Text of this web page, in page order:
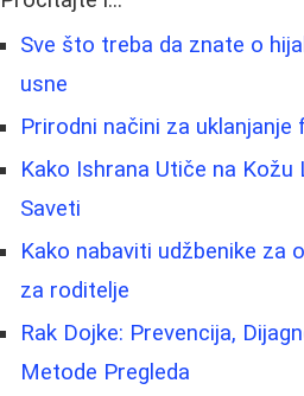
Sve što treba da znate o
usne
Prirodni načini za uklanjanje
Kako Ishrana Utiče na Kožu
Saveti
Kako nabaviti udžbenike za
za roditelje
Rak Dojke: Prevencija,
Metode Pregleda